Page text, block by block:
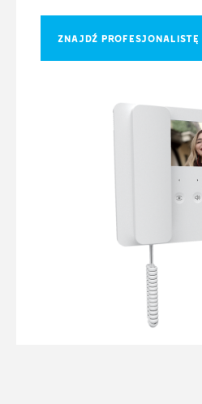
ZNAJDŹ PROFESJONALISTĘ